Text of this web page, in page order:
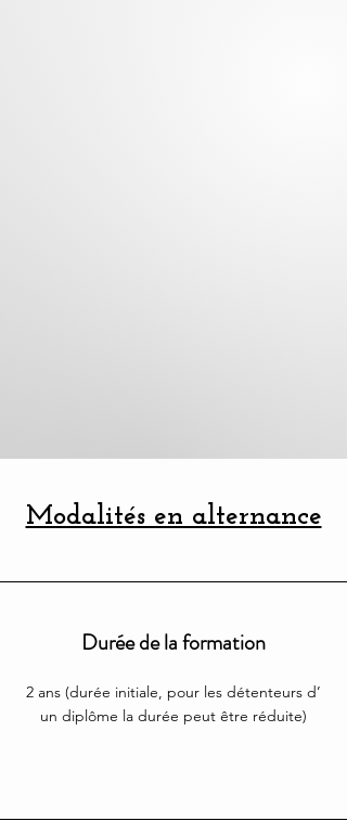
Modalités en alternance
Durée de la formation
2 ans (durée initiale, pour les détenteurs d’
un diplôme la durée peut être réduite)